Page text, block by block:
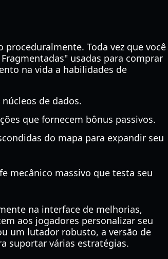
Toda vez que você
usadas para comprar
na vida a habilidades de
de dados.
que fornecem bônus passivos.
do mapa para expandir seu
mecânico massivo que testa seu
na interface de melhorias,
aos jogadores personalizar seu
um lutador robusto, a versão de
suportar várias estratégias.